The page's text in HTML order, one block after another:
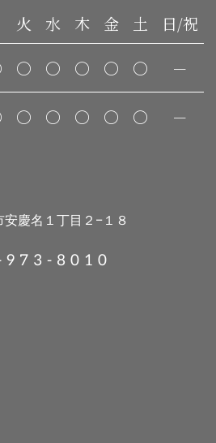
火 水 木 金 土 日/祝
〇 〇 〇 〇 〇 －
〇 〇 〇 〇 〇 －
慶名１丁目２−１８
973-8010